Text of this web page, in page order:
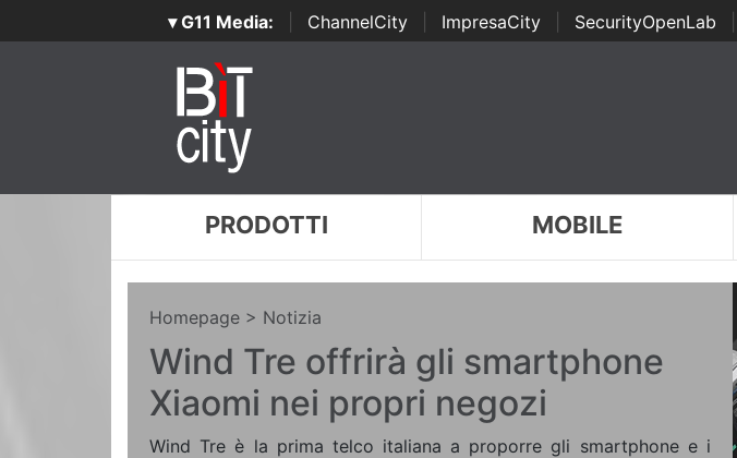
▾ G11 Media: ChannelCity ImpresaCity SecurityOpenLab
Awards
PRODOTTI MOBILE
Homepage > Notizia
Wind Tre offrirà gli smartphone
Xiaomi nei propri negozi
Wind Tre è la prima telco italiana a proporre gli smartphone e i